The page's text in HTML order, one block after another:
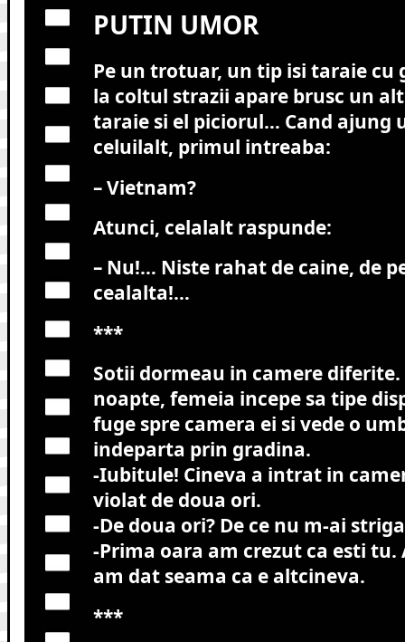
PUTIN UMOR
Pe un trotuar, un tip isi taraie cu
la coltul strazii apare brusc un
taraie si el piciorul… Cand ajung
celuilalt, primul intreaba:
– Vietnam?
Atunci, celalalt raspunde:
– Nu!… Niste rahat de caine, de
cealalta!…
***
Sotii dormeau in camere diferite.
noapte, femeia incepe sa tipe
fuge spre camera ei si vede o
indeparta prin gradina.
-Iubitule! Cineva a intrat in
violat de doua ori.
-De doua ori? De ce nu m-ai
-Prima oara am crezut ca esti tu.
am dat seama ca e altcineva.
***